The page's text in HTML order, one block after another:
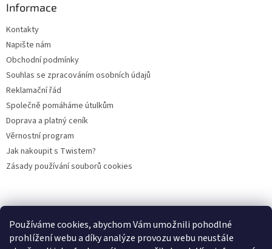
Používáme cookies, abychom Vám umožnili pohodlné
prohlížení webu a díky analýze provozu webu neustále
Informace
Kontakty
Napište nám
Obchodní podmínky
Souhlas se zpracováním osobních údajů
Reklamační řád
Společně pomáháme útulkům
Doprava a platný ceník
Věrnostní program
Jak nakoupit s Twistem?
Zásady používání souborů cookies